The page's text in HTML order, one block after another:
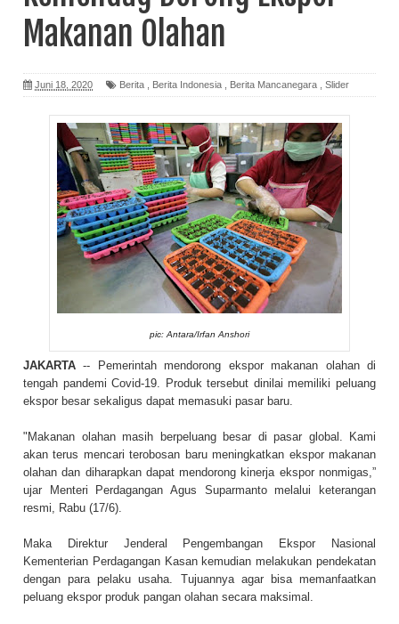
Makanan Olahan
Juni 18, 2020 Berita Berita Indonesia Berita Mancanegara Slider
pic: Antara/Irfan Anshori
JAKARTA -- Pemerintah mendorong ekspor makanan olahan di
tengah pandemi Covid-19. Produk tersebut dinilai memiliki peluang
ekspor besar sekaligus dapat memasuki pasar baru.
"Makanan olahan masih berpeluang besar di pasar global. Kami
akan terus mencari terobosan baru meningkatkan ekspor makanan
olahan dan diharapkan dapat mendorong kinerja ekspor nonmigas,”
ujar Menteri Perdagangan Agus Suparmanto melalui keterangan
resmi, Rabu (17/6).
Maka Direktur Jenderal Pengembangan Ekspor Nasional
Kementerian Perdagangan Kasan kemudian melakukan pendekatan
dengan para pelaku usaha. Tujuannya agar bisa memanfaatkan
peluang ekspor produk pangan olahan secara maksimal.